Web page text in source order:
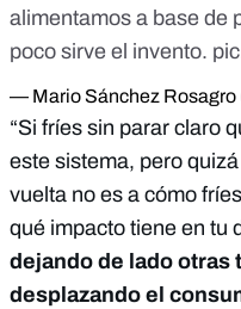
alimentamos a base de
poco sirve el invento.
— Mario Sánchez Rosagro
“Si fríes sin parar claro
este sistema, pero
vuelta no es a cómo
qué impacto tiene en tu
dejando de lado otras
desplazando el